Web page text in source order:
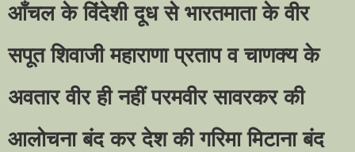
आँचल के विंदेशी दूध से भारतमाता के वीर
सपूत शिवाजी महाराणा प्रताप व चाणक्य के
अवतार वीर ही नहीं परमवीर सावरकर की
आलोचना बंद कर देश की गरिमा मिटाना बंद